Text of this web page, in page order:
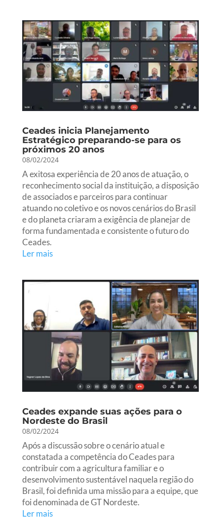
Ceades inicia Planejamento
Estratégico preparando-se para os
próximos 20 anos
08/02/2024
A exitosa experiência de 20 anos de atuação, o
reconhecimento social da instituição, a disposição
de associados e parceiros para continuar
atuando no coletivo e os novos cenários do Brasil
e do planeta criaram a exigência de planejar de
forma fundamentada e consistente o futuro do
Ceades.
Ler mais
Ceades expande suas ações para o
Nordeste do Brasil
08/02/2024
Após a discussão sobre o cenário atual e
constatada a competência do Ceades para
contribuir com a agricultura familiar e o
desenvolvimento sustentável naquela região do
Brasil, foi definida uma missão para a equipe, que
foi denominada de GT Nordeste.
Ler mais